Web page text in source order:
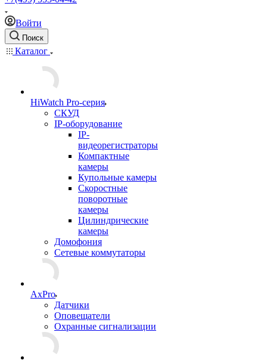
Войти
Поиск
Каталог
HiWatch Pro-серия
CКУД
IP-оборудование
IP-
видеорегистраторы
Компактные
камеры
Купольные камеры
Скоростные
поворотные
камеры
Цилиндрические
камеры
Домофония
Сетевые коммутаторы
AxPro
Датчики
Оповещатели
Охранные сигнализации